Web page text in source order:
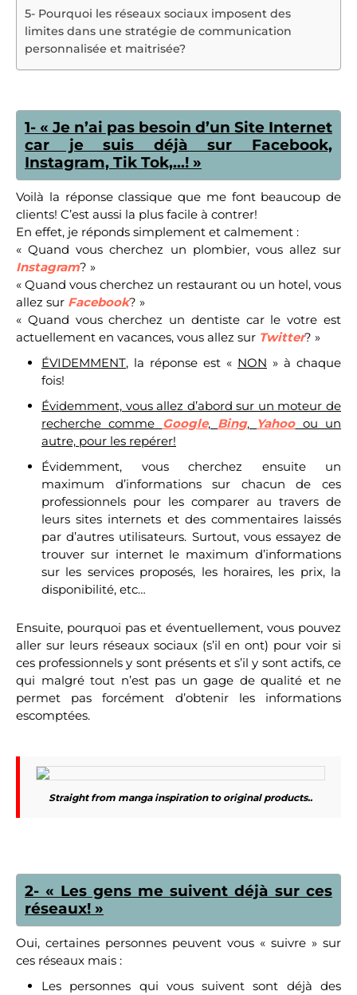
5- Pourquoi les réseaux sociaux imposent des
limites dans une stratégie de communication
personnalisée et maitrisée?
1- « Je n’ai pas besoin d’un Site Internet
car je suis déjà sur Facebook,
Instagram, Tik Tok,…! »
Voilà la réponse classique que me font beaucoup de
clients! C’est aussi la plus facile à contrer!
En effet, je réponds simplement et calmement :
« Quand vous cherchez un plombier, vous allez sur
Instagram? »
« Quand vous cherchez un restaurant ou un hotel, vous
allez sur Facebook? »
« Quand vous cherchez un dentiste car le votre est
actuellement en vacances, vous allez sur Twitter? »
ÉVIDEMMENT, la réponse est « NON » à chaque
fois!
Évidemment, vous allez d’abord sur un moteur de
recherche comme Google, Bing, Yahooou un
autre, pour les repérer!
Évidemment, vous cherchez ensuite un
maximum d’informations sur chacun de ces
professionnels pour les comparer au travers de
leurs sites internets et des commentaires laissés
par d’autres utilisateurs. Surtout, vous essayez de
trouver sur internet le maximum d’informations
sur les services proposés, les horaires, les prix, la
disponibilité, etc…
Ensuite, pourquoi pas et éventuellement, vous pouvez
aller sur leurs réseaux sociaux (s’il en ont) pour voir si
ces professionnels y sont présents et s’il y sont actifs, ce
qui malgré tout n’est pas un gage de qualité et ne
permet pas forcément d’obtenir les informations
escomptées.
Straight from manga inspiration to original products..
2- « Les gens me suivent déjà sur ces
réseaux! »
Oui, certaines personnes peuvent vous « suivre » sur
ces réseaux mais :
Les personnes qui vous suivent sont déjà des